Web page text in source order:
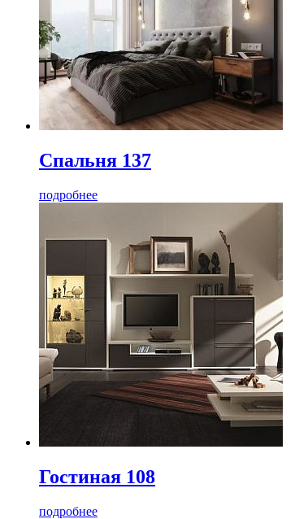
Спальня 137
подробнее
Гостиная 108
подробнее